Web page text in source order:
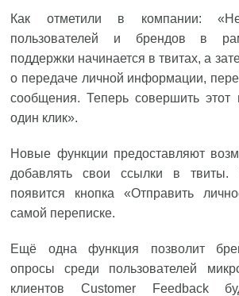
Как отметили в компании:
пользователей и брендов в
поддержки начинается в твитах, а
о передаче личной информации,
сообщения. Теперь совершить
один клик».
Новые функции предоставляют
добавлять свои ссылки в твиты.
появится кнопка «Отправить
самой переписке.
Ещё одна функция позволит
опросы среди пользователей
клиентов Customer Feedback